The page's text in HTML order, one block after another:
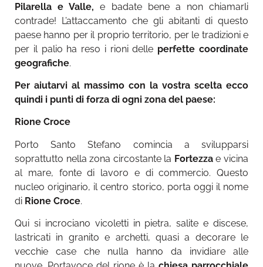
Pilarella e Valle, e badate bene a non chiamarli
contrade! L’attaccamento che gli abitanti di questo
paese hanno per il proprio territorio, per le tradizioni e
per il palio ha reso i rioni delle perfette coordinate
geografiche.
Per aiutarvi al massimo con la vostra scelta ecco
quindi i punti di forza di ogni zona del paese:
Rione Croce
Porto Santo Stefano comincia a svilupparsi
soprattutto nella zona circostante la Fortezzae vicina
al mare, fonte di lavoro e di commercio. Questo
nucleo originario, il centro storico, porta oggi il nome
di Rione Croce.
Qui si incrociano vicoletti in pietra, salite e discese,
lastricati in granito e archetti, quasi a decorare le
vecchie case che nulla hanno da invidiare alle